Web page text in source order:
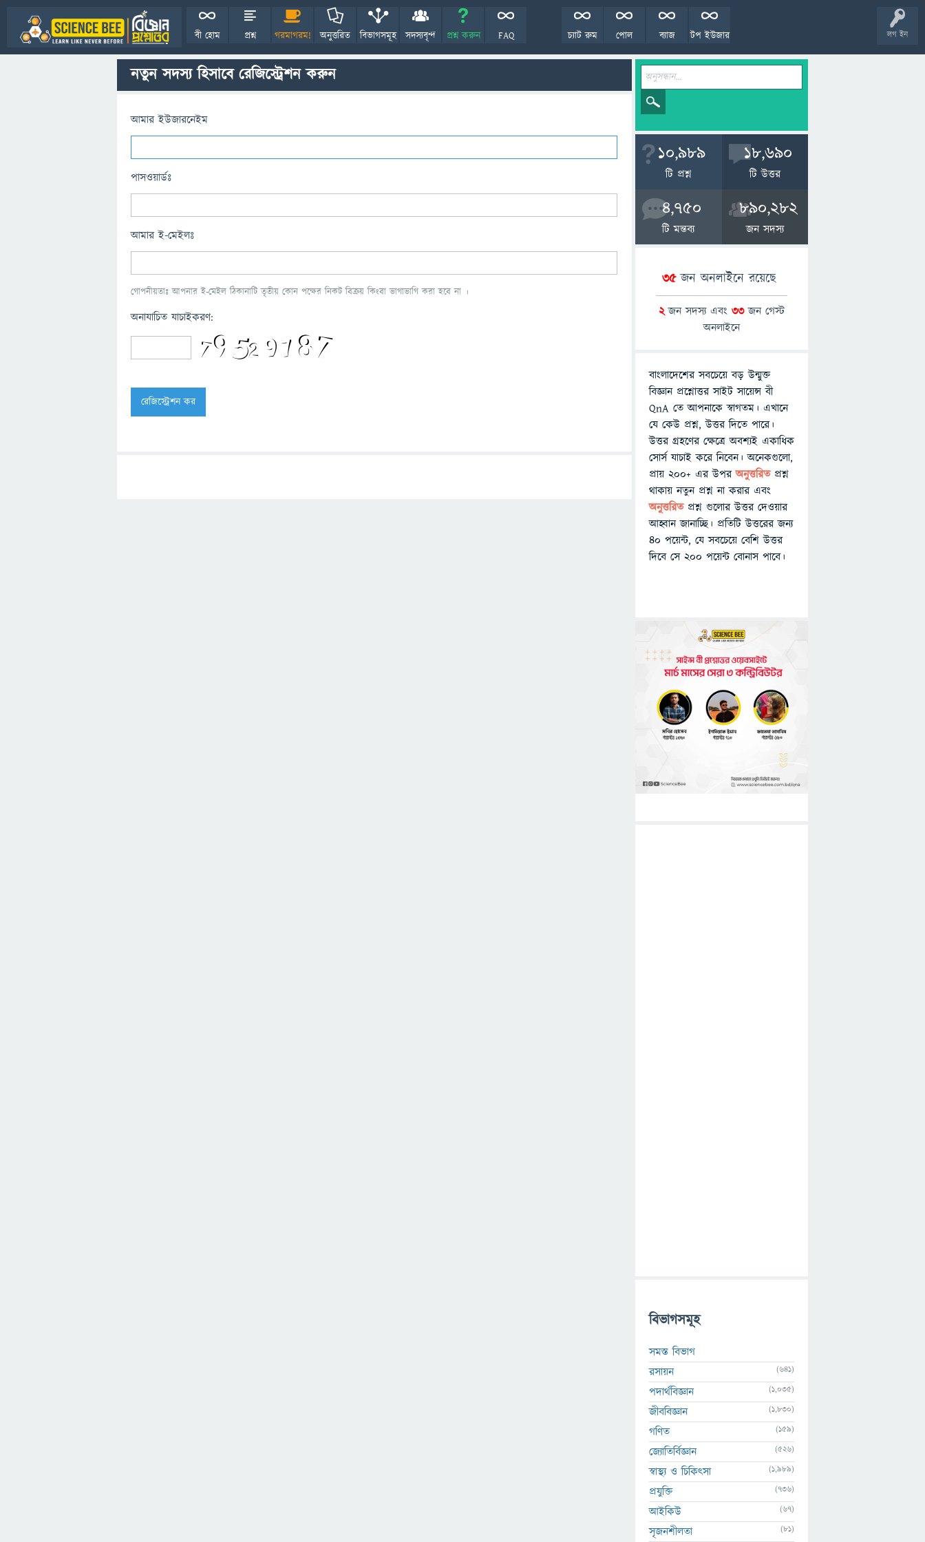
লগ ইন
বী হোম প্রশ্ন গরমাগরম! অনুত্তরিত বিভাগসমূহ সদস্যবৃন্দ প্রশ্ন করুন FAQ টপ ইউজার
ব্যাজ
পোল
চ্যাট রুম
নতুন সদস্য হিসাবে রেজিস্ট্রেশন করুন
আমার ইউজারনেইম
পাসওয়ার্ডঃ
আমার ই-মেইলঃ
গোপনীয়তাঃ আপনার ই-মেইল ঠিকানাটি তৃতীয় কোন পক্ষের নিকট বিক্রয় কিংবা ভাগাভাগি করা হবে না ।
অনাযাচিত যাচাইকরণ:
10,989
টি প্রশ্ন
18,690
টি উত্তর
4,750
টি মন্তব্য
890,282
জন সদস্য
35জন অনলাইনে রয়েছে
2জন সদস্য এবং 33জন গেস্ট
অনলাইনে
বাংলাদেশের সবচেয়ে বড় উন্মুক্ত
বিজ্ঞান প্রশ্নোত্তর সাইট সায়েন্স বী
QnA তে আপনাকে স্বাগতম। এখানে
যে কেউ প্রশ্ন, উত্তর দিতে পারে।
উত্তর গ্রহণের ক্ষেত্রে অবশ্যই একাধিক
সোর্স যাচাই করে নিবেন। অনেকগুলো,
প্রায় ২০০+ এর উপরঅনুত্তরিতপ্রশ্ন
থাকায় নতুন প্রশ্ন না করার এবং
অনুত্তরিত প্রশ্ন গুলোর উত্তর দেওয়ার
আহ্বান জানাচ্ছি। প্রতিটি উত্তরের জন্য
৪০ পয়েন্ট, যে সবচেয়ে বেশি উত্তর
দিবে সে ২০০ পয়েন্ট বোনাস পাবে।
বিভাগসমূহ
সমস্ত বিভাগ
রসায়ন
(641)
পদার্থবিজ্ঞান (1,035)
জীববিজ্ঞান (1,830)
গণিত (159)
জ্যোতির্বিজ্ঞান (526)
স্বাস্থ্য ও চিকিৎসা (1,989)
প্রযুক্তি (736)
আইকিউ (67)
সৃজনশীলতা (81)